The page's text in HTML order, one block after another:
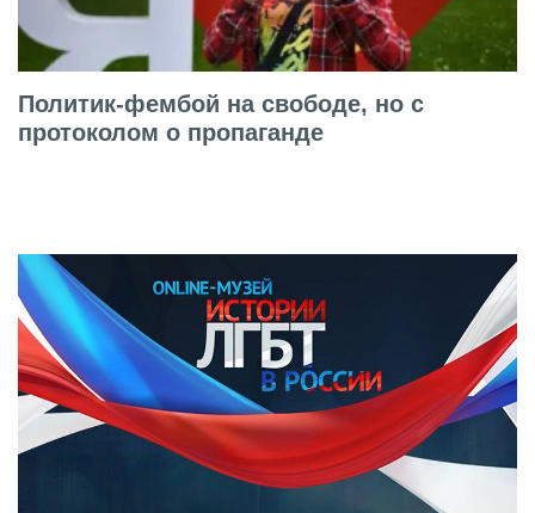
Политик-фембой на свободе, но с
протоколом о пропаганде